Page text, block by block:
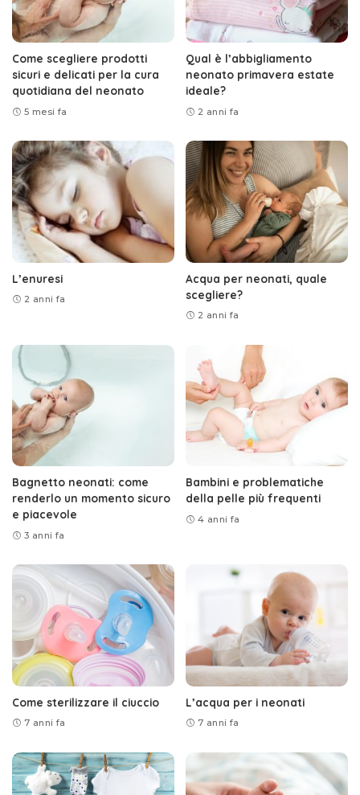
Come scegliere prodotti
sicuri e delicati per la cura
quotidiana del neonato
5 mesi fa
Qual è l’abbigliamento
neonato primavera estate
ideale?
2 anni fa
L’enuresi
2 anni fa
Acqua per neonati, quale
scegliere?
2 anni fa
Bagnetto neonati: come
renderlo un momento sicuro
e piacevole
3 anni fa
Bambini e problematiche
della pelle più frequenti
4 anni fa
Come sterilizzare il ciuccio
7 anni fa
L’acqua per i neonati
7 anni fa